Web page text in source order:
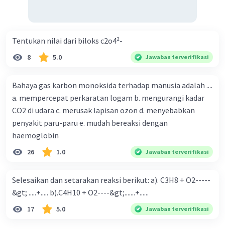
Tentukan nilai dari biloks c2o4²-
8 5.0 Jawaban terverifikasi
Bahaya gas karbon monoksida terhadap manusia adalah ....
a. mempercepat perkaratan logam b. mengurangi kadar
CO2 di udara c. merusak lapisan ozon d. menyebabkan
penyakit paru-paru e. mudah bereaksi dengan
haemoglobin
26 1.0 Jawaban terverifikasi
Selesaikan dan setarakan reaksi berikut: a). C3H8 + O2-----
&gt; .....+..... b).C4H10 + O2----&gt;.......+......
17 5.0 Jawaban terverifikasi